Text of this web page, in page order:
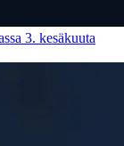
3. kesäkuuta